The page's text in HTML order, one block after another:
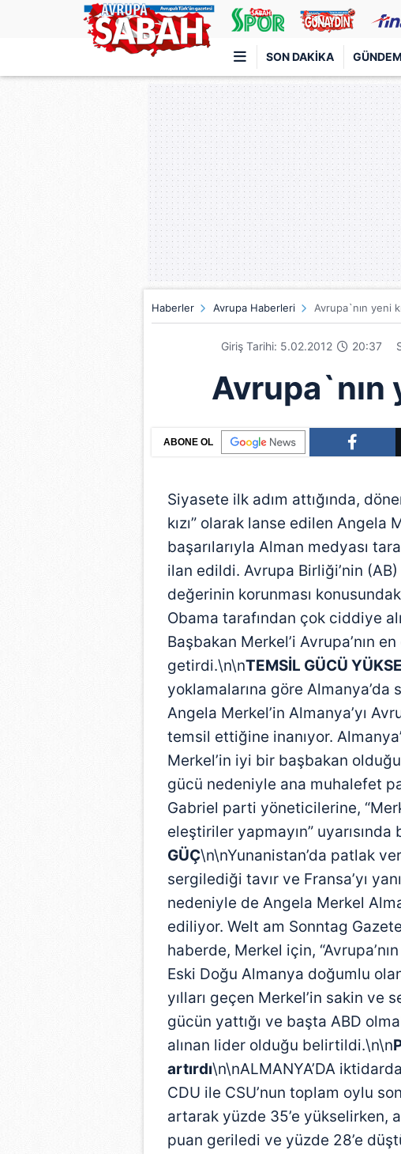
SON DAKIKA GÜNDEM
Türkiye'nin en iyi haber sitesi
Haberler Avrupa Haberleri Avrupa`nın yeni
Giriş Tarihi: 5.02.2012 20:37
Avrupa`nın
ABONE OL
Siyasete ilk adım attığında,
kızı” olarak lanse edilen Angela
başarılarıyla Alman medyası
ilan edildi. Avrupa Birliği’nin
değerinin korunması
Obama tarafından çok ciddiye
Başbakan Merkel’i Avrupa’nın
getirdi.\n\nTEMSİL GÜCÜ
yoklamalarına göre Almanya’da
Angela Merkel’in Almanya’yı
temsil ettiğine inanıyor.
Merkel’in iyi bir başbakan
gücü nedeniyle ana muhalefet
Gabriel parti yöneticilerine,
eleştiriler yapmayın” uyarısında
GÜÇ\n\nYunanistan’da patlak
sergilediği tavır ve Fransa’yı
nedeniyle de Angela Merkel
ediliyor. Welt am Sonntag
haberde, Merkel için,
Eski Doğu Almanya doğumlu
yılları geçen Merkel’in sakin ve
gücün yattığı ve başta ABD
alınan lider olduğu belirtildi.\n\n
artırdı\n\nALMANYA’DA
CDU ile CSU’nun toplam oylu
artarak yüzde 35’e yükselirken,
puan geriledi ve yüzde 28’e